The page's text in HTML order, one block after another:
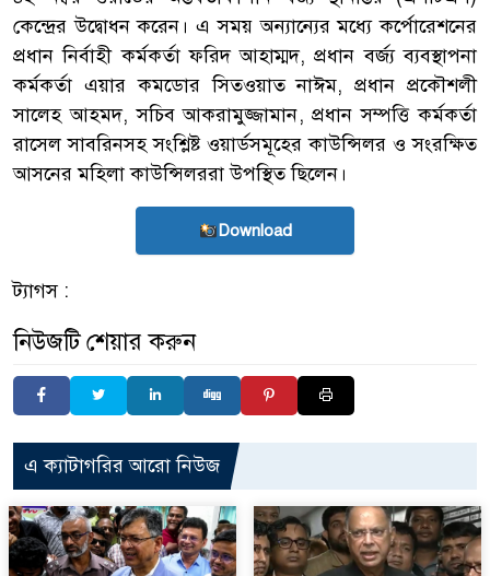
কেন্দ্রের উদ্বোধন করেন। এ সময় অন্যান্যের মধ্যে কর্পোরেশনের
প্রধান নির্বাহী কর্মকর্তা ফরিদ আহাম্মদ, প্রধান বর্জ্য ব্যবস্থাপনা
কর্মকর্তা এয়ার কমডোর সিতওয়াত নাঈম, প্রধান প্রকৌশলী
সালেহ আহমদ, সচিব আকরামুজ্জামান, প্রধান সম্পত্তি কর্মকর্তা
রাসেল সাবরিনসহ সংশ্লিষ্ট ওয়ার্ডসমূহের কাউন্সিলর ও সংরক্ষিত
আসনের মহিলা কাউন্সিলররা উপস্থিত ছিলেন।
Download
ট্যাগস :
নিউজটি শেয়ার করুন
এ ক্যাটাগরির আরো নিউজ